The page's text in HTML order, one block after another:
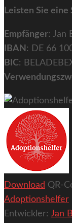
Leisten Sie eine
Empfänger: Jan
IBAN : DE 66
BIC:
Download QR-
Adoptionshelfer
Entwickler: Jan